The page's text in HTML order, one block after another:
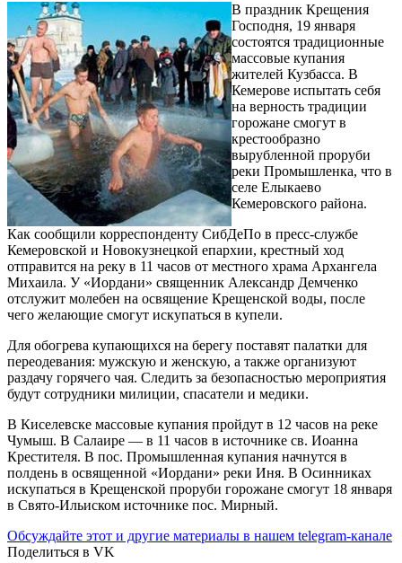
В праздник Крещения
Господня, 19 января
состоятся традиционные
массовые купания
жителей Кузбасса. В
Кемерове испытать себя
на верность традиции
горожане смогут в
крестообразно
вырубленной проруби
реки Промышленка, что в
селе Елыкаево
Кемеровского района.
Как сообщили корреспонденту СибДеПо в пресс-службе
Кемеровской и Новокузнецкой епархии, крестный ход
отправится на реку в 11 часов от местного храма Архангела
Михаила. У «Иордани» священник Александр Демченко
отслужит молебен на освящение Крещенской воды, после
чего желающие смогут искупаться в купели.
Для обогрева купающихся на берегу поставят палатки для
переодевания: мужскую и женскую, а также организуют
раздачу горячего чая. Следить за безопасностью мероприятия
будут сотрудники милиции, спасатели и медики.
В Киселевске массовые купания пройдут в 12 часов на реке
Чумыш. В Салаире — в 11 часов в источнике св. Иоанна
Крестителя. В пос. Промышленная купания начнутся в
полдень в освященной «Иордани» реки Иня. В Осинниках
искупаться в Крещенской проруби горожане смогут 18 января
в Свято-Ильиском источнике пос. Мирный.
Обсуждайте этот и другие материалы в нашем telegram-канале
Поделиться в VK